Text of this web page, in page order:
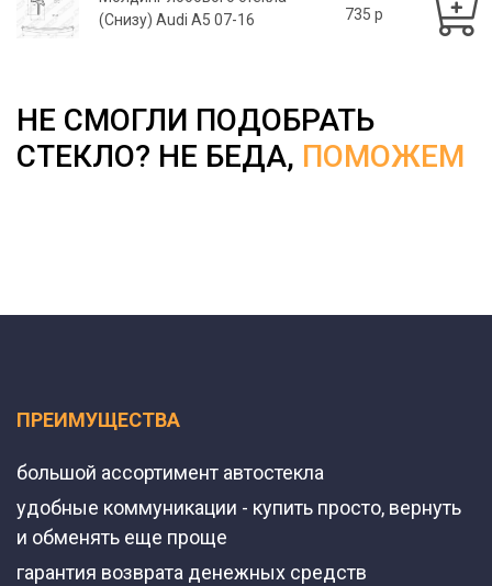
(Снизу) Audi A5 07-16
735 p
НЕ СМОГЛИ ПОДОБРАТЬ
СТЕКЛО? НЕ БЕДА, ПОМОЖЕМ
ПРЕИМУЩЕСТВА
большой ассортимент автостекла
удобные коммуникации - купить просто, вернуть
и обменять еще проще
гарантия возврата денежных средств